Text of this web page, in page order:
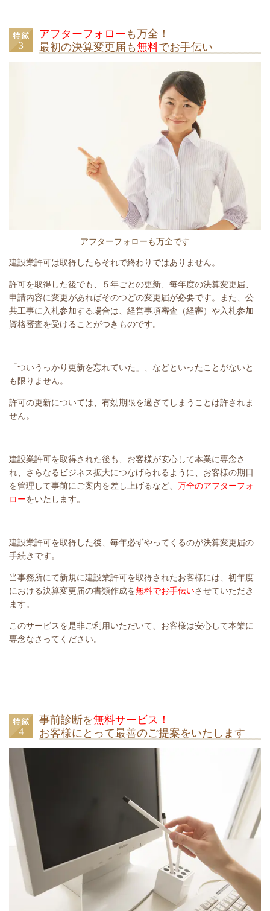
アフターフォローも万全！
最初の決算変更届も無料でお手伝い
アフターフォローも万全です
建設業許可は取得したらそれで終わりではありません。
許可を取得した後でも、５年ごとの更新、毎年度の決算変更届、
申請内容に変更があればそのつどの変更届が必要です。また、公
共工事に入札参加する場合は、経営事項審査（経審）や入札参加
資格審査を受けることがつきものです。
「ついうっかり更新を忘れていた」、などといったことがないと
も限りません。
許可の更新については、有効期限を過ぎてしまうことは許されま
せん。
建設業許可を取得された後も、お客様が安心して本業に専念さ
れ、さらなるビジネス拡大につなげられるように、お客様の期日
を管理して事前にご案内を差し上げるなど、 万全のアフターフォ
ローをいたします。
建設業許可を取得した後、毎年必ずやってくるのが決算変更届の
手続きです。
当事務所にて新規に建設業許可を取得されたお客様には、初年度
における決算変更届の書類作成を無料でお手伝いさせていただき
ます。
このサービスを是非ご利用いただいて、お客様は安心して本業に
専念なさってください。
事前診断を無料サービス！
お客様にとって最善のご提案をいたします